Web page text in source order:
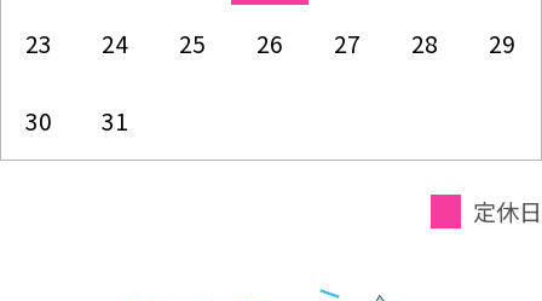
23 24 25 26 27 28 29
30 31
定休日